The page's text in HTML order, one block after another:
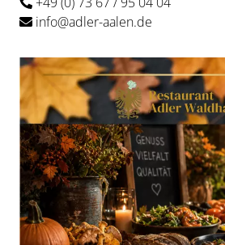
info@adler-aalen.de